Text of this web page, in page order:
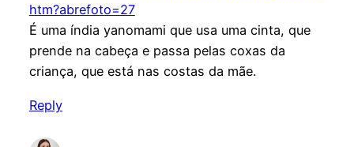
htm?abrefoto=27
É uma índia yanomami que usa uma cinta, que
prende na cabeça e passa pelas coxas da
criança, que está nas costas da mãe.
Reply